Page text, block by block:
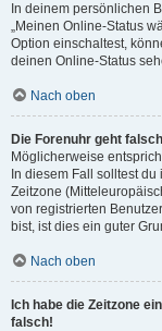
In deinem persönlichen
„Meinen Online-Status
Option einschaltest,
deinen Online-Status
Nach oben
Die Forenuhr geht
Möglicherweise
In diesem Fall solltest
Zeitzone
von registrierten
bist, ist dies ein guter
Nach oben
Ich habe die Zeitzone
falsch!